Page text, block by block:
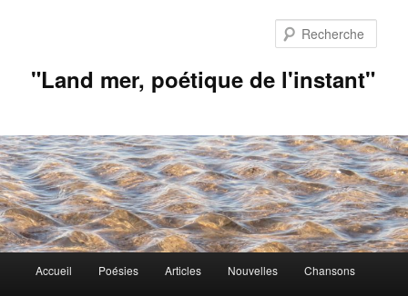
"Land mer, poétique de l'instant"
principal
Accueil Poésies Articles Nouvelles Chansons